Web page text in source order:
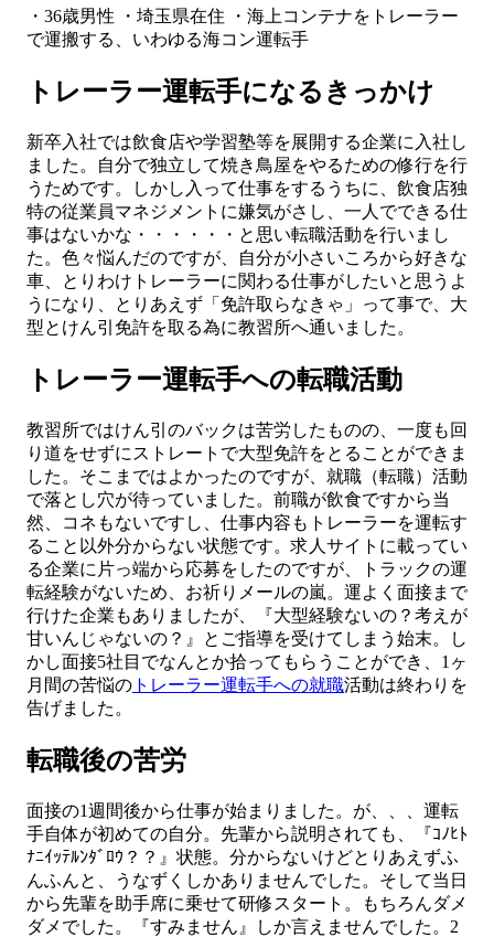
・36歳男性 ・埼玉県在住 ・海上コンテナをトレーラー
で運搬する、いわゆる海コン運転手
トレーラー運転手になるきっかけ
新卒入社では飲食店や学習塾等を展開する企業に入社し
ました。自分で独立して焼き鳥屋をやるための修行を行
うためです。しかし入って仕事をするうちに、飲食店独
特の従業員マネジメントに嫌気がさし、一人でできる仕
事はないかな・・・・・・と思い転職活動を行いまし
た。色々悩んだのですが、自分が小さいころから好きな
車、とりわけトレーラーに関わる仕事がしたいと思うよ
うになり、とりあえず「免許取らなきゃ」って事で、大
型とけん引免許を取る為に教習所へ通いました。
トレーラー運転手への転職活動
教習所ではけん引のバックは苦労したものの、一度も回
り道をせずにストレートで大型免許をとることができま
した。そこまではよかったのですが、就職（転職）活動
で落とし穴が待っていました。前職が飲食ですから当
然、コネもないですし、仕事内容もトレーラーを運転す
ること以外分からない状態です。求人サイトに載ってい
る企業に片っ端から応募をしたのですが、トラックの運
転経験がないため、お祈りメールの嵐。運よく面接まで
行けた企業もありましたが、『大型経験ないの？考えが
甘いんじゃないの？』とご指導を受けてしまう始末。し
かし面接5社目でなんとか拾ってもらうことができ、1ヶ
月間の苦悩の トレーラー運転手への就職活動は終わりを
告げました。
転職後の苦労
面接の1週間後から仕事が始まりました。が、、、運転
手自体が初めての自分。先輩から説明されても、『ｺﾉﾋﾄ
ﾅﾆｲｯﾃﾙﾝﾀﾞﾛｳ？？』状態。分からないけどとりあえずふ
んふんと、うなずくしかありませんでした。そして当日
から先輩を助手席に乗せて研修スタート。もちろんダメ
ダメでした。『すみません』しか言えませんでした。2